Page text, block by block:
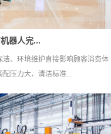
器人完...
、环境维护直接影响顾客消费体
压力大、清洁标准...